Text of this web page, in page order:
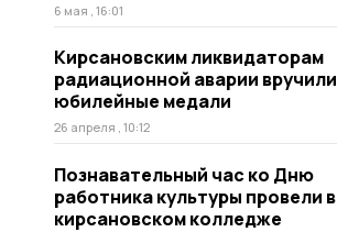
6 мая , 16:01
Кирсановским ликвидаторам
радиационной аварии вручили
юбилейные медали
26 апреля , 10:12
Познавательный час ко Дню
работника культуры провели в
кирсановском колледже